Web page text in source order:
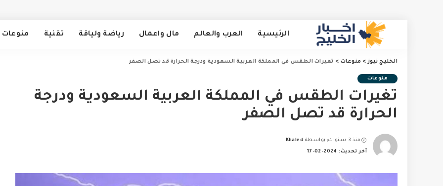
الرئيسية العرب والعالم مال واعمال رياضة ولياقة تقنية منوعات
الخليج نيوز> منوعات > تغيرات الطقس في المملكة العربية السعودية ودرجة الحرارة قد تصل الصفر
منوعات
تغيرات الطقس في المملكة العربية السعودية ودرجة
الحرارة قد تصل الصفر
منذ 3 سنوات
Posted
by
بواسطة Khaled
آخر تحديث: 2024-02-17